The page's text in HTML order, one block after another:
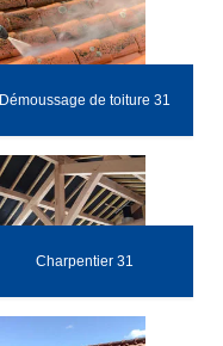
Démoussage de toiture 31
Charpentier 31